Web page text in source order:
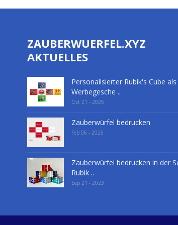
ZAUBERWUERFEL.XYZ
AKTUELLES
Personalisierter Rubik's Cube als
Werbegesche ..
Oct 21 - 2025
Zauberwürfel bedrucken
Feb 06 - 2025
Zauberwürfel bedrucken in der
Rubik ..
Sep 21 - 2023